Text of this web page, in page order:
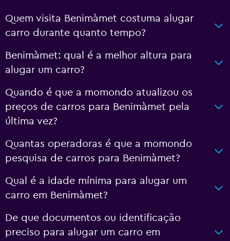
Quem visita Benimàmet costuma alugar
carro durante quanto tempo?
Benimàmet: qual é a melhor altura para
alugar um carro?
Quando é que a momondo atualizou os
preços de carros para Benimàmet pela
última vez?
Quantas operadoras é que a momondo
pesquisa de carros para Benimàmet?
Qual é a idade mínima para alugar um
carro em Benimàmet?
De que documentos ou identificação
preciso para alugar um carro em